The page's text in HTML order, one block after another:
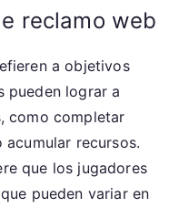
reclamo web
a objetivos
pueden lograr a
como completar
recursos.
que los jugadores
pueden variar en